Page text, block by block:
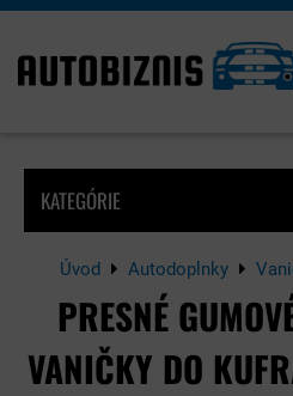
Úvod Autodoplnky
PRESNÉ
VANIČKY DO
KATEGÓRIE